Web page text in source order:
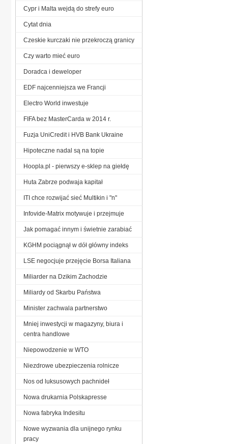
Cypr i Malta wejdą do strefy euro
Cytat dnia
Czeskie kurczaki nie przekroczą granicy
Czy warto mieć euro
Doradca i deweloper
EDF najcenniejsza we Francji
Electro World inwestuje
FIFA bez MasterCarda w 2014 r.
Fuzja UniCredit i HVB Bank Ukraine
Hipoteczne nadal są na topie
Hoopla.pl - pierwszy e-sklep na giełdę
Huta Zabrze podwaja kapitał
ITI chce rozwijać sieć Multikin i "n"
Infovide-Matrix motywuje i przejmuje
Jak pomagać innym i świetnie zarabiać
KGHM pociągnął w dół główny indeks
LSE negocjuje przejęcie Borsa Italiana
Miliarder na Dzikim Zachodzie
Miliardy od Skarbu Państwa
Minister zachwala partnerstwo
Mniej inwestycji w magazyny, biura i
centra handlowe
Niepowodzenie w WTO
Niezdrowe ubezpieczenia rolnicze
Nos od luksusowych pachnideł
Nowa drukarnia Polskapresse
Nowa fabryka Indesitu
Nowe wyzwania dla unijnego rynku
pracy